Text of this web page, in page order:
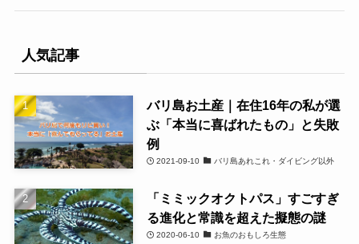
人気記事
バリ島お土産｜在住16年の私が選
ぶ「本当に喜ばれたもの」と失敗
例
2021-09-10 バリ島あれこれ・ダイビング以外
「ミミックオクトパス」すごすぎ
る進化と常識を超えた擬態の謎
2020-06-10 お魚のおもしろ生態